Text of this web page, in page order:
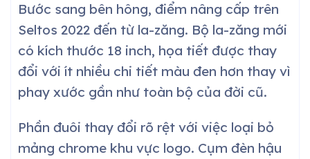
Bước sang bên hông, điểm nâng cấp trên
Seltos 2022 đến từ la-zăng. Bộ la-zăng mới
có kích thước 18 inch, họa tiết được thay
đổi với ít nhiều chi tiết màu đen hơn thay vì
phay xước gần như toàn bộ của đời cũ.
Phần đuôi thay đổi rõ rệt với việc loại bỏ
mảng chrome khu vực logo. Cụm đèn hậu